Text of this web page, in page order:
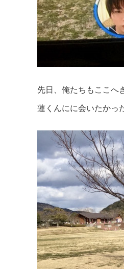
先日、俺たちもここへ
蓮くんにに会いたかっ